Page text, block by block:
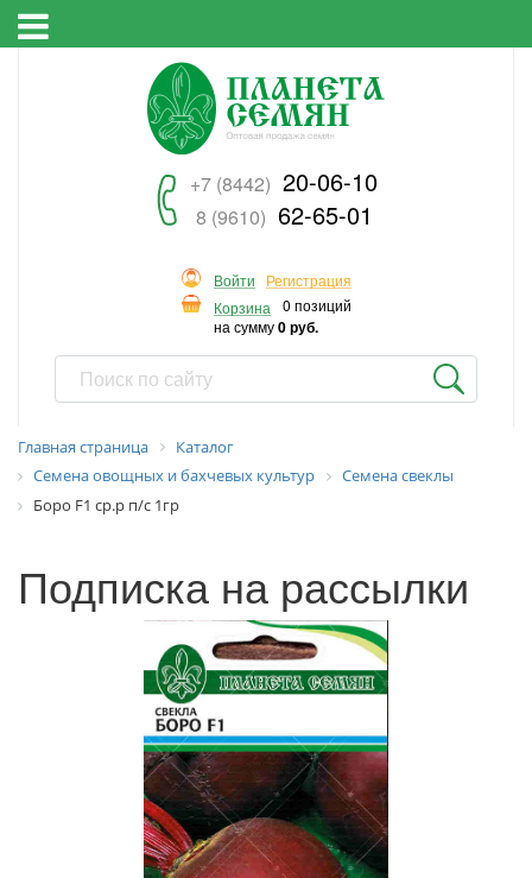
+7 (8442) 20-06-10
8 (9610) 62-65-01
Войти
Регистрация
Корзина
0 позиций
на сумму0 руб.
Главная страница
Каталог
Семена овощных и бахчевых культур
Семена свеклы
Боро F1 ср.р п/с 1гр
Подписка на рассылки